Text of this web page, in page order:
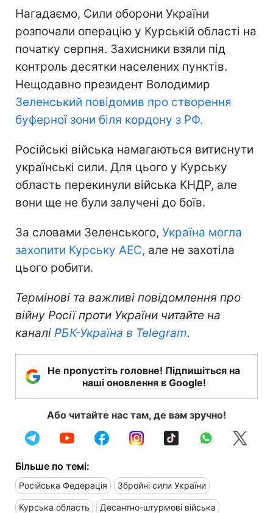
Нагадаємо, Сили оборони України
розпочали операцію у Курській області на
початку серпня. Захисники взяли під
контроль десятки населених пунктів.
Нещодавно президент Володимир
Зеленський повідомив про створення
буферної зони біля кордону з РФ.
Російські війська намагаються витиснути
українські сили. Для цього у Курську
область перекинули війська КНДР, але
вони ще не були залучені до боїв.
За словами Зеленського, Україна могла
захопити Курську АЕС, але не захотіла
цього робити.
Термінові та важливі повідомлення про
війну Росії проти України читайте на
каналі РБК-Україна в Telegram.
Не пропустіть головне! Підпишіться на
наші оновлення в Google!
Або читайте нас там, де вам зручно!
Більше по темі:
Російська Федерація Збройні сили України
Курська область Десантно-штурмові війська